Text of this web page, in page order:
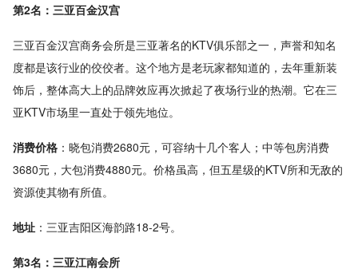
第2名：三亚百金汉宫
三亚百金汉宫商务会所是三亚著名的KTV俱乐部之一，声誉和知名
度都是该行业的佼佼者。这个地方是老玩家都知道的，去年重新装
饰后，整体高大上的品牌效应再次掀起了夜场行业的热潮。它在三
亚KTV市场里一直处于领先地位。
消费价格 ：晓包消费2680元，可容纳十几个客人；中等包房消费
3680元，大包消费4880元。价格虽高，但五星级的KTV所和无敌的
资源使其物有所值。
地址 ：三亚吉阳区海韵路18-2号。
第3名：三亚江南会所